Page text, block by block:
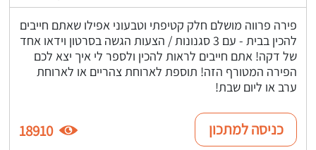
פירה פרווה מושלם חלק קטיפתי וטבעוני אפילו שאתם חייבים
להכין בבית - עם 3 סגנונות / הצעות הגשה בסרטון וידאו אחד
של דקה! אתם חייבים לראות להכין ולספר לי איך יצא לכם
הפירה המטורף הזה! תוספת לארוחת צהריים או לארוחת
ערב או ליום שבת!
כניסה למתכון 18910